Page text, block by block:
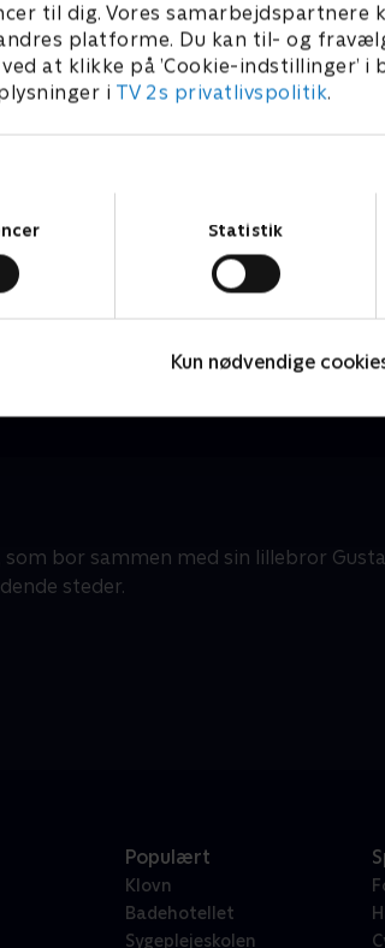
til dig. Vores samarbejdspartnere
platforme. Du kan til- og
at klikke på ’Cookie-indstillinger’ i
i TV 2s privatlivspolitik.
Statistik
Kun nødvendige
som bor sammen med sin lillebror
steder.
Populært
Klovn
Badehotellet
Sygeplejeskolen